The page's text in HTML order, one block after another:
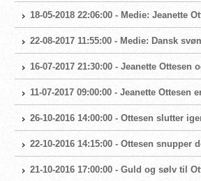
18-05-2018 22:06:00 - Medie: Jeanette
22-08-2017 11:55:00 - Medie: Dansk
16-07-2017 21:30:00 - Jeanette
11-07-2017 09:00:00 - Jeanette Ottesen
26-10-2016 14:00:00 - Ottesen slutter
22-10-2016 14:15:00 - Ottesen
21-10-2016 17:00:00 - Guld og sølv til